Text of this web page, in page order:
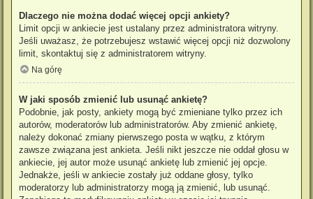
Dlaczego nie można dodać więcej opcji ankiety?
Limit opcji w ankiecie jest ustalany przez administratora witryny.
Jeśli uważasz, że potrzebujesz wstawić więcej opcji niż dozwolony
limit, skontaktuj się z administratorem witryny.
Na górę
W jaki sposób zmienić lub usunąć ankietę?
Podobnie, jak posty, ankiety mogą być zmieniane tylko przez ich
autorów, moderatorów lub administratorów. Aby zmienić ankietę,
należy dokonać zmiany pierwszego posta w wątku, z którym
zawsze związana jest ankieta. Jeśli nikt jeszcze nie oddał głosu w
ankiecie, jej autor może usunąć ankietę lub zmienić jej opcje.
Jednakże, jeśli w ankiecie zostały już oddane głosy, tylko
moderatorzy lub administratorzy mogą ją zmienić, lub usunąć.